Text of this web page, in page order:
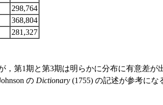
298,764
368,804
281,327
第1期と第3期は明らかに分布に有意差が
の Dictionary (1755) の記述が参考に